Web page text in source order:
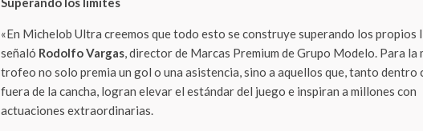
«En Michelob Ultra creemos que todo esto se construye superando los propios
señaló Rodolfo Vargas, director de Marcas Premium de Grupo Modelo. Para la
trofeo no solo premia un gol o una asistencia, sino a aquellos que, tanto dentro
fuera de la cancha, logran elevar el estándar del juego e inspiran a millones con
actuaciones extraordinarias.